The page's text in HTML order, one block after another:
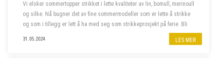
Vi elsker sommertopper strikket i lette kvaliteter av lin, bomull, merinoull
og silke. Nå bugner det av fine sommermodeller som er lette å strikke
og som i tillegg er lett å ha med seg som strikkeprosjekt på ferie. Bli
31.05.2024 LES MER